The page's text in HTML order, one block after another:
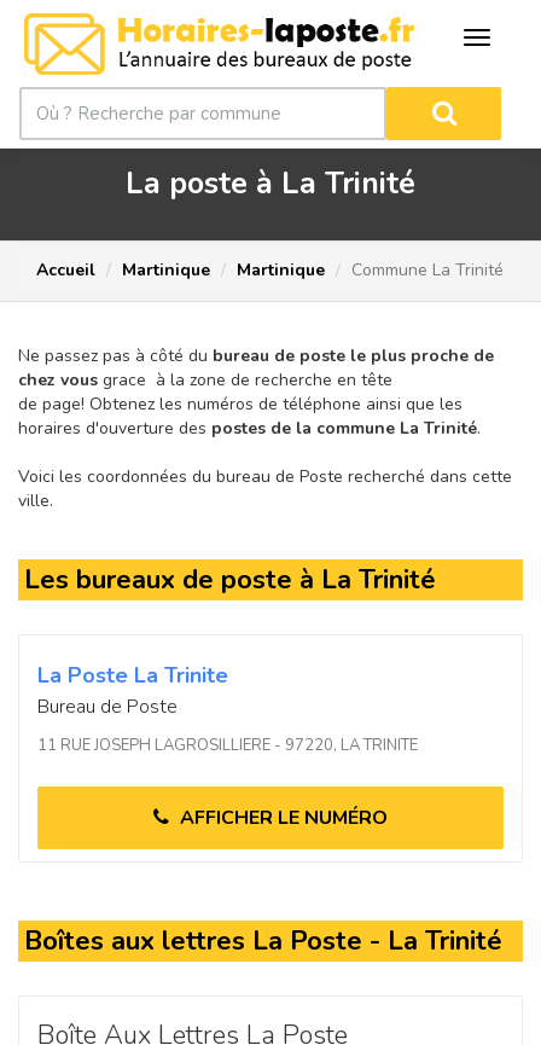
La poste à La Trinité
Accueil Martinique Martinique Commune La Trinité
Ne passez pas à côté du bureau de poste le plus proche de
chez vous grace à la zone de recherche en tête
de page! Obtenez les numéros de téléphone ainsi que les
horaires d'ouverture des postes de la commune La Trinité.
Voici les coordonnées du bureau de Poste recherché dans cette
ville.
Les bureaux de poste à La Trinité
La Poste La Trinite
Bureau de Poste
11 RUE JOSEPH LAGROSILLIERE - 97220, LA TRINITE
AFFICHER LE NUMÉRO
Boîtes aux lettres La Poste - La Trinité
Boîte Aux Lettres La Poste